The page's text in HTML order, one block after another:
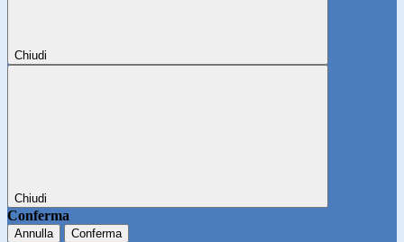
Chiudi
Chiudi
Conferma
Annulla Conferma